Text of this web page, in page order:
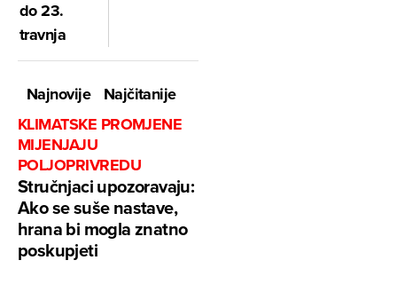
do 23.
travnja
Najnovije
Najčitanije
KLIMATSKE PROMJENE
MIJENJAJU
POLJOPRIVREDU
Stručnjaci upozoravaju:
Ako se suše nastave,
hrana bi mogla znatno
poskupjeti